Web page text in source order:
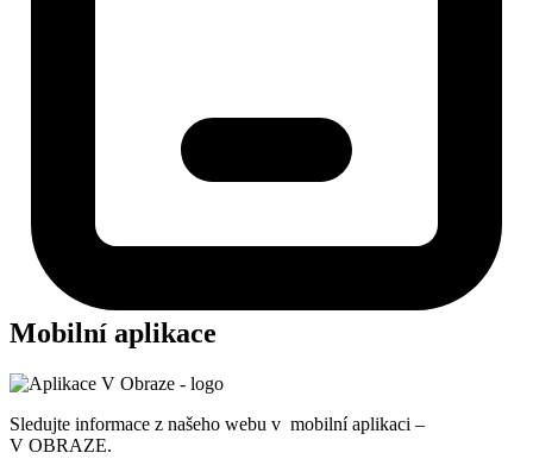
Mobilní aplikace
Sledujte informace z našeho webu v mobilní aplikaci –
V OBRAZE.